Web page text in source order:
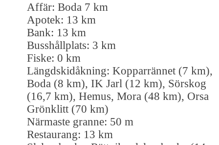
Affär: Boda 7 km
Apotek: 13 km
Bank: 13 km
Busshållplats: 3 km
Fiske: 0 km
Längdskidåkning: Kopparrännet (7 km),
Boda (8 km), IK Jarl (12 km), Sörskog
(16,7 km), Hemus, Mora (48 km), Orsa
Grönklitt (70 km)
Närmaste granne: 50 m
Restaurang: 13 km